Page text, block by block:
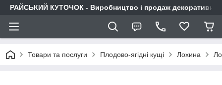
РАЙСЬКИЙ КУТОЧОК - Виробництво і продаж декоративних
Товари та послуги Плодово-ягідні кущі Лохина